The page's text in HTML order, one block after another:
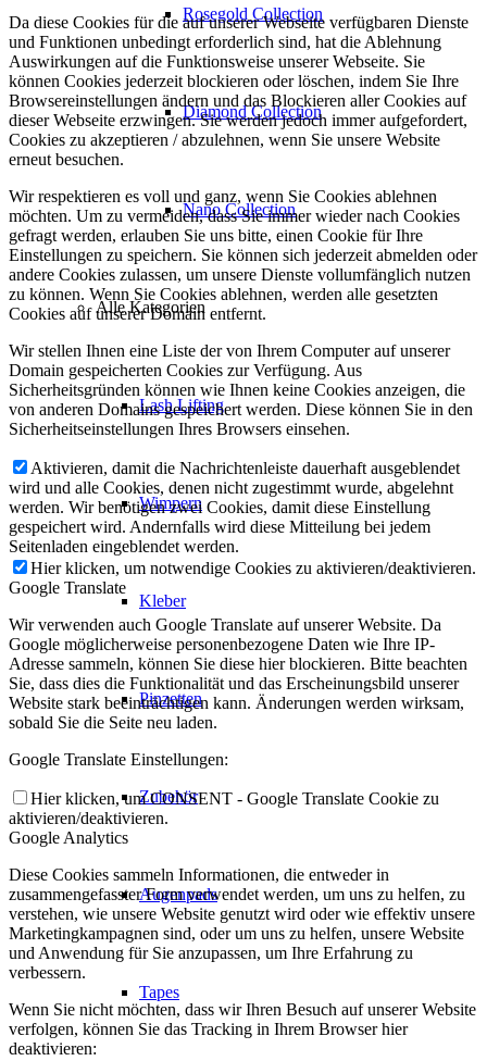
Rosegold Collection
Diamond Collection
Nano Collection
Alle Kategorien
Lash Lifting
Wimpern
Kleber
Pinzetten
Zubehör
Augenpads
Tapes
Da diese Cookies für die auf unserer Webseite verfügbaren Dienste
und Funktionen unbedingt erforderlich sind, hat die Ablehnung
Auswirkungen auf die Funktionsweise unserer Webseite. Sie
können Cookies jederzeit blockieren oder löschen, indem Sie Ihre
Browsereinstellungen ändern und das Blockieren aller Cookies auf
dieser Webseite erzwingen. Sie werden jedoch immer aufgefordert,
Cookies zu akzeptieren / abzulehnen, wenn Sie unsere Website
erneut besuchen.
Wir respektieren es voll und ganz, wenn Sie Cookies ablehnen
möchten. Um zu vermeiden, dass Sie immer wieder nach Cookies
gefragt werden, erlauben Sie uns bitte, einen Cookie für Ihre
Einstellungen zu speichern. Sie können sich jederzeit abmelden oder
andere Cookies zulassen, um unsere Dienste vollumfänglich nutzen
zu können. Wenn Sie Cookies ablehnen, werden alle gesetzten
Cookies auf unserer Domain entfernt.
Wir stellen Ihnen eine Liste der von Ihrem Computer auf unserer
Domain gespeicherten Cookies zur Verfügung. Aus
Sicherheitsgründen können wie Ihnen keine Cookies anzeigen, die
von anderen Domains gespeichert werden. Diese können Sie in den
Sicherheitseinstellungen Ihres Browsers einsehen.
Aktivieren, damit die Nachrichtenleiste dauerhaft ausgeblendet
wird und alle Cookies, denen nicht zugestimmt wurde, abgelehnt
werden. Wir benötigen zwei Cookies, damit diese Einstellung
gespeichert wird. Andernfalls wird diese Mitteilung bei jedem
Seitenladen eingeblendet werden.
Hier klicken, um notwendige Cookies zu aktivieren/deaktivieren.
Google Translate
Wir verwenden auch Google Translate auf unserer Website. Da
Google möglicherweise personenbezogene Daten wie Ihre IP-
Adresse sammeln, können Sie diese hier blockieren. Bitte beachten
Sie, dass dies die Funktionalität und das Erscheinungsbild unserer
Website stark beeinträchtigen kann. Änderungen werden wirksam,
sobald Sie die Seite neu laden.
Google Translate Einstellungen:
Hier klicken, um CONSENT - Google Translate Cookie zu
aktivieren/deaktivieren.
Google Analytics
Diese Cookies sammeln Informationen, die entweder in
zusammengefasster Form verwendet werden, um uns zu helfen, zu
verstehen, wie unsere Website genutzt wird oder wie effektiv unsere
Marketingkampagnen sind, oder um uns zu helfen, unsere Website
und Anwendung für Sie anzupassen, um Ihre Erfahrung zu
verbessern.
Wenn Sie nicht möchten, dass wir Ihren Besuch auf unserer Website
verfolgen, können Sie das Tracking in Ihrem Browser hier
deaktivieren: